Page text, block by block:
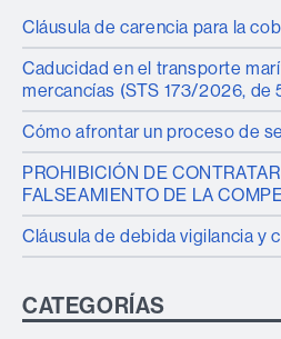
Cláusula de carencia para la
Caducidad en el transporte
mercancías (STS 173/2026, de
Cómo afrontar un proceso de
PROHIBICIÓN DE
FALSEAMIENTO DE LA
Cláusula de debida vigilancia y
CATEGORÍAS